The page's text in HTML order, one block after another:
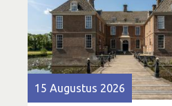
15 Augustus 2026